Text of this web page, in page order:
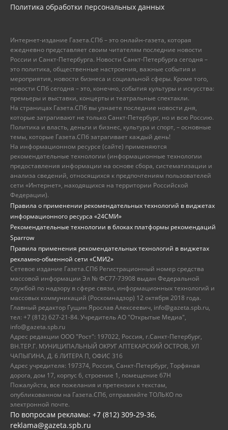
Политика обработки персональных данных
Интернет-издание Газета.СПб – это онлайн-газета, которая
ежедневно представляет своим читателям последние новости
России и Санкт-Петербурга. Новости Санкт-Петербурга сегодня –
это политика, общественные настроения, важные события и
мероприятия, новости бизнеса и социальной сферы. Кроме того,
новости СПб сегодня – это, конечно, события культуры и искусства:
премьеры и выставки, концерты и театральные спектакли.
На страницах Газета.СПб вы узнаете последние новости дня,
которые затрагивают не только Санкт-Петербург, но и всю Россию.
Политика и власть, деньги и бизнес, культура и спорт, – основные
темы, которые Газета.СПб затрагивает каждый день!
На информационном ресурсе (сайте) применяются
рекомендательные технологии (информационные технологии
предоставления информации на основе сбора, систематизации и
анализа сведений, относящихся к предпочтениям пользователей
сети «Интернет», находящихся на территории Российской
Федерации).
Правила о применении рекомендательных технологий в виджетах
информационного ресурса «24СМИ»
Рекомендательные технологии в блоках платформы рекомендаций
Sparrow
Правила применения рекомендательных технологий в виджетах
рекламно-обменной сети «СМИ2»
Сетевое издание Газета.СПб Регистрационный номер средства
массовой информации Эл № ФС77-73908 выдан Федеральной
службой по надзору в сфере связи, информационных технологий и
массовых коммуникаций (Роскомнадзор) 12 октября 2018 года.
Главный редактор Гущин Ярослав Алексеевич, info@gazeta.spb.ru,
тел: +7 (812) 627-21-84. Учредитель АО "Открытые Медиа",
info@gazeta.spb.ru
Адрес редакции ООО "Рост": 197022, Россия, г.Санкт-Петербург,
ВН.ТЕР.Г. МУНИЦИПАЛЬНЫЙ ОКРУГ АПТЕКАРСКИЙ ОСТРОВ, УЛ
ЧАПЫГИНА, Д. 6 ЛИТЕРА П, ОФИС 316
Адрес учредителя: 197374, Россия, Санкт-Петербург, Торфяная
дорога, дом 17, корпус 6, строение 1, помещение 67Н
Пожалуйста, все пожелания и претензии к текстам,
опубликованном на Газета.СПб, отправляйте ТОЛЬКО по
электронной почте.
По вопросам рекламы: +7 (812) 309-29-36,
reklama@gazeta.spb.ru